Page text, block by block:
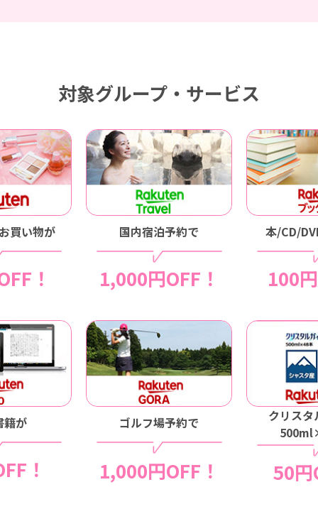
対象グループ・サービス
買い物が
！
国内宿泊予約で
1,000円OFF！
本/CD/
100
籍が
！
ゴルフ場予約で
1,000円OFF！
クリスタ
50円